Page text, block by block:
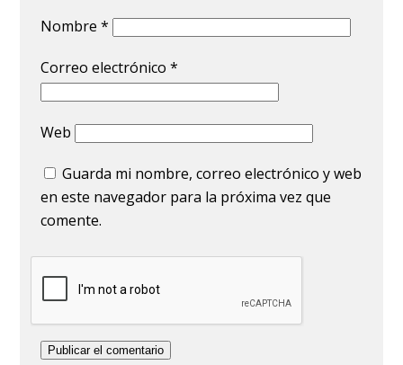
Nombre*
Correo electrónico*
Web
Guarda mi nombre, correo electrónico y web
en este navegador para la próxima vez que
comente.